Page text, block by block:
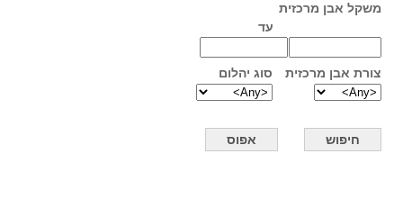
משקל אבן מרכזית
עד
צורת אבן מרכזית סוג יהלום